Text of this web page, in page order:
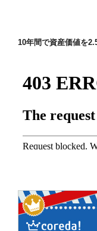
シ
ン
10年間で資産価値を